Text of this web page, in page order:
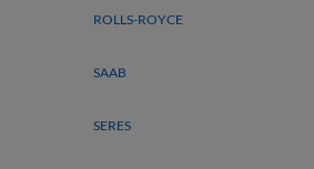
ROLLS-ROYCE
SAAB
SERES